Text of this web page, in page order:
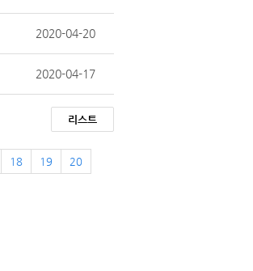
2020-04-20
2020-04-17
리스트
18 19 20